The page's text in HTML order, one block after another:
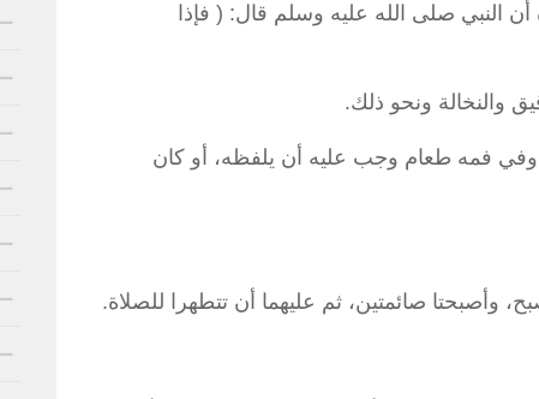
أن النبي صلى الله عليه وسلم قال: ( فإذا
والنخالة ونحو ذلك.
وفي فمه طعام وجب عليه أن يلفظه، أو كان
وأصبحتا صائمتين، ثم عليهما أن تتطهرا للصلاة.